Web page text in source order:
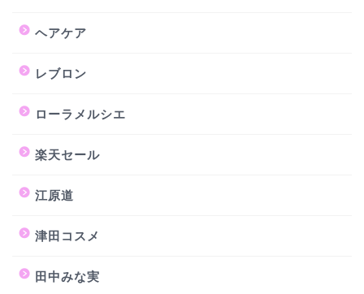
ヘアケア
レブロン
ローラメルシエ
楽天セール
江原道
津田コスメ
田中みな実